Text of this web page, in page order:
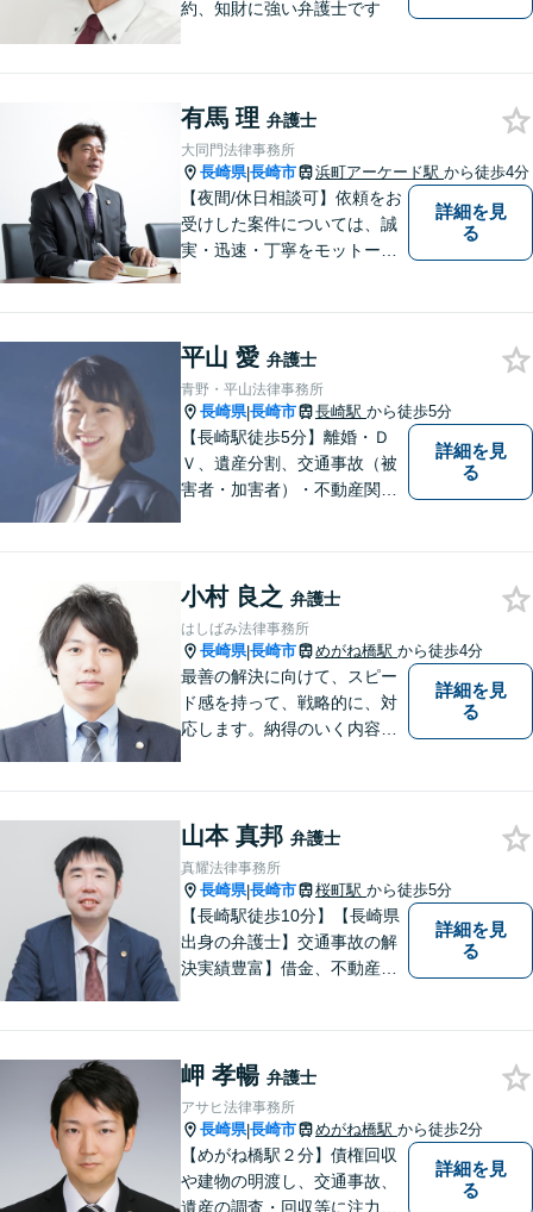
約、知財に強い弁護士です
有馬 理 弁護士
大同門法律事務所
長崎県|長崎市 浜町アーケード駅 から徒歩4分
【夜間/休日相談可】依頼をお
受けした案件については、誠
実・迅速・丁寧をモットーに
談にお越しください。
詳細を見
る
平山 愛 弁護士
青野・平山法律事務所
長崎県|長崎市 長崎駅 から徒歩5分
【長崎駅徒歩5分】離婚・Ｄ
Ｖ、遺産分割、交通事故（被
害者・加害者）・不動産関連
詳細を見
る
小村 良之 弁護士
はしばみ法律事務所
長崎県|長崎市 めがね橋駅 から徒歩4分
最善の解決に向けて、スピー
ド感を持って、戦略的に、対
応します。納得のいく内容と
詳細を見
る
山本 真邦 弁護士
真耀法律事務所
長崎県|長崎市 桜町駅 から徒歩5分
【長崎駅徒歩10分】【長崎県
出身の弁護士】交通事故の解
決実績豊富】借金、不動産、
い、解決まで二人三脚でサポ
ートします。◆近隣駐車場あ
り
詳細を見
る
岬 孝暢 弁護士
アサヒ法律事務所
長崎県|長崎市 めがね橋駅 から徒歩2分
【めがね橋駅２分】債権回収
や建物の明渡し、交通事故、
遺産の調査・回収等に注力し
詳細を見
る